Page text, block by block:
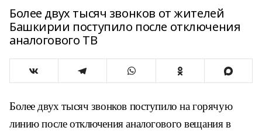
Более двух тысяч звонков от жителей
Башкирии поступило после отключения
аналогового ТВ
Более двух тысяч звонков поступило на горячую
линию после отключения аналогового вещания в